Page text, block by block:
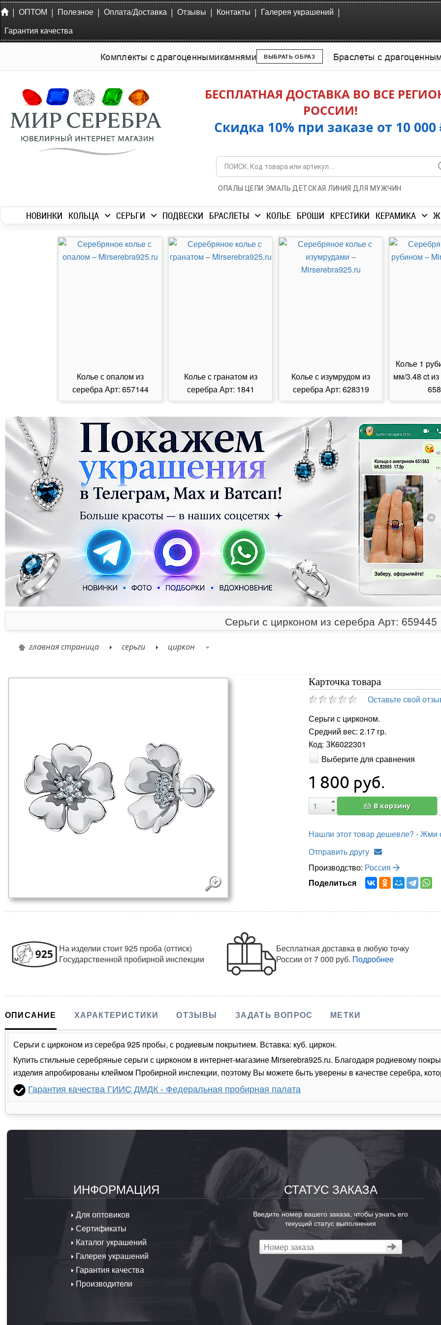
| ОПТОМ | Полезное | Оплата/Доставка | Отзывы | Контакты | Галерея украшений |
Гарантия качества
Комплекты с драгоценнымикамнями ВЫБРАТЬ ОБРАЗ Браслеты с
БЕСПЛАТНАЯ ДОСТАВКА ВО ВСЕ
РОССИИ!
Скидка 10% при заказе от 10 000
ОПАЛЫ | ЦЕПИ |ЭМАЛЬ|ДЕТСКАЯ ЛИНИЯ |ДЛЯ МУЖЧИН
НОВИНКИ КОЛЬЦА СЕРЬГИ ПОДВЕСКИ БРАСЛЕТЫ КОЛЬЕ БРОШИ КРЕСТИКИ КЕРАМИКА
Колье с опалом из
серебра Арт: 657144
Колье с гранатом из
серебра Арт: 1841
Колье с изумрудом из
серебра Арт: 628319
Колье 1
мм/3.48 ct
Серьги с цирконом из серебра Арт: 659445
главная страница серьги циркон
Карточка товара
Оставьте свой
Серьги с цирконом.
Средний вес: 2.17 гр.
Код: ЗК6022301
Выберите для сравнения
1 800 руб.
В корзину
Нашли этот товар дешевле? - Жми
Отправить другу
Производство: Россия
Поделиться
На изделии стоит 925 проба (оттиск)
Государственной пробирной инспекции
Бесплатная доставка в любую точку
Россииот 7 000 руб. Подробнее
ОПИСАНИЕ ХАРАКТЕРИСТИКИ ОТЗЫВЫ ЗАДАТЬ ВОПРОС МЕТКИ
Серьги с цирконом из серебра 925 пробы, с родиевым покрытием. Вставка: куб. циркон.
Купить стильные серебряные серьги с цирконом в интернет-магазине Mirserebra925.ru. Благодаря родиевому
изделия апробированы клеймом Пробирной инспекции, поэтому Вы можете быть уверены в качестве серебра,
Гарантия качества ГИИС ДМДК - Федеральная пробирная палата
ИНФОРМАЦИЯ
Для оптовиков
Сертификаты
Каталог украшений
Галерея украшений
Гарантия качества
Производители
СТАТУС ЗАКАЗА
Введите номер вашего заказа, чтобы узнать его
текущий статус выполнения